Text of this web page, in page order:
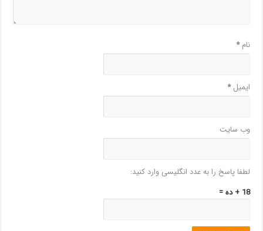
نام*
ایمیل*
وب‌ سایت
لطفا پاسخ را به عدد انگلیسی وارد کنید:
18 + ده =